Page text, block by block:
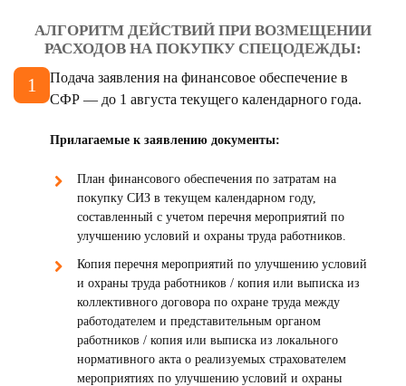
АЛГОРИТМ ДЕЙСТВИЙ ПРИ ВОЗМЕЩЕНИИ
РАСХОДОВ НА ПОКУПКУ СПЕЦОДЕЖДЫ:
Подача заявления на финансовое обеспечение в
СФР — до 1 августа текущего календарного года.
Прилагаемые к заявлению документы:
План финансового обеспечения по затратам на
покупку СИЗ в текущем календарном году,
составленный с учетом перечня мероприятий по
улучшению условий и охраны труда работников.
Копия перечня мероприятий по улучшению условий
и охраны труда работников / копия или выписка из
коллективного договора по охране труда между
работодателем и представительным органом
работников / копия или выписка из локального
нормативного акта о реализуемых страхователем
мероприятиях по улучшению условий и охраны